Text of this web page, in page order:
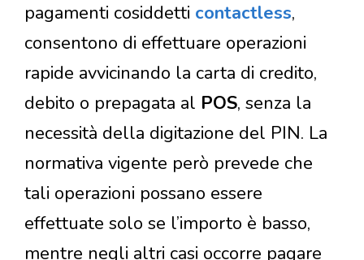
pagamenti cosiddetti contactless,
consentono di effettuare operazioni
rapide avvicinando la carta di credito,
debito o prepagata al POS, senza la
necessità della digitazione del PIN. La
normativa vigente però prevede che
tali operazioni possano essere
effettuate solo se l’importo è basso,
mentre negli altri casi occorre pagare